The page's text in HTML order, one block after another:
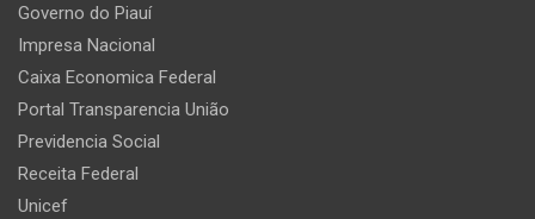
Governo do Piauí
Impresa Nacional
Caixa Economica Federal
Portal Transparencia União
Previdencia Social
Receita Federal
Unicef